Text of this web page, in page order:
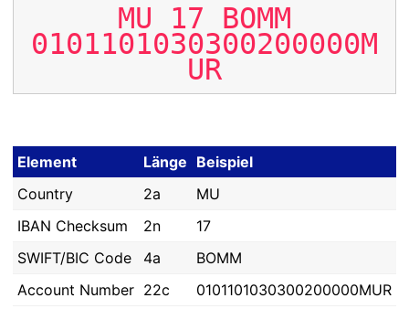
MU 17 BOMM
0101101030300200000M
UR
Element Länge Beispiel
Country
2a
MU
IBAN Checksum
2n
17
SWIFT/BIC Code
4a
BOMM
Account Number 22c 0101101030300200000MUR